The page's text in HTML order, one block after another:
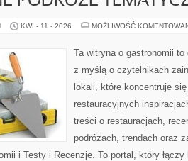
KWI - 11 - 2026 MOŻLIWOŚĆ
Ta witryna o gastronomii
z myślą o czytelnikach
lokali, które koncentruje
restauracyjnych
treści o restauracjach,
podróżach, trendach oraz
i Testy i Recenzje. To portal, który